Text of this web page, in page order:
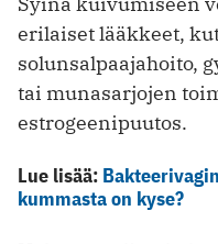
erilaiset lääkkeet,
solunsalpaajahoito,
tai munasarjojen
estrogeenipuutos.
Lue lisää:
kummasta on kyse?